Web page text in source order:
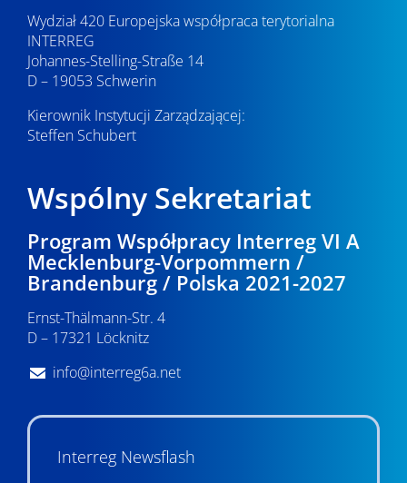
Wydział 420 Europejska współpraca terytorialna
INTERREG
Johannes-Stelling-Straße 14
D – 19053 Schwerin
Kierownik Instytucji Zarządzającej:
Steffen Schubert
Wspólny Sekretariat
Program Współpracy Interreg VI A
Mecklenburg-Vorpommern /
Brandenburg / Polska 2021-2027
Ernst-Thälmann-Str. 4
D – 17321 Löcknitz
info@interreg6a.net
Interreg Newsflash